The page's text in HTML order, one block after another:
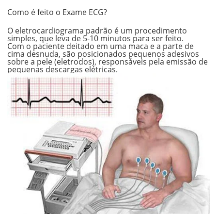
Como é feito o Exame ECG?
O eletrocardiograma padrão é um procedimento
simples, que leva de 5-10 minutos para ser feito.
Com o paciente deitado em uma maca e a parte de
cima desnuda, são posicionados pequenos adesivos
sobre a pele(eletrodos), responsáveis pela emissão de
pequenas descargas elétricas.